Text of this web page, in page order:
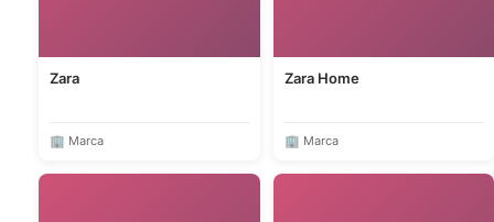
Zara
🏢 Marca
Zara Home
🏢 Marca